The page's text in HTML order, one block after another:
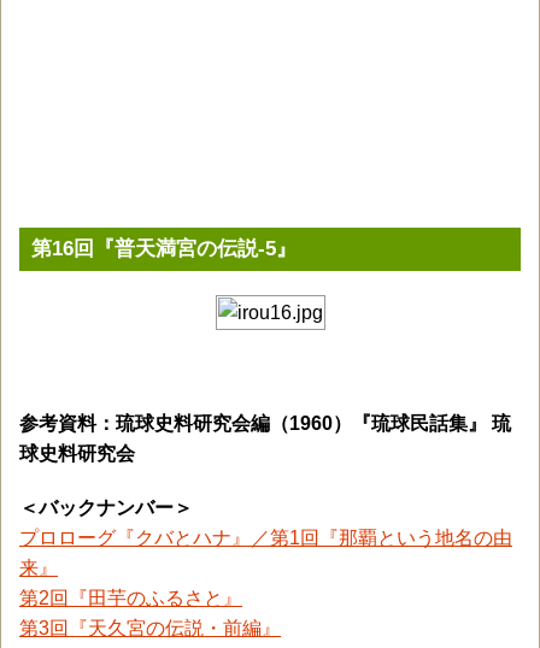
第16回『普天満宮の伝説-5』
参考資料：琉球史料研究会編（1960）『琉球民話集』 琉
球史料研究会
＜バックナンバー＞
プロローグ『クバとハナ』／第1回『那覇という地名の由
来』
第2回『田芋のふるさと』
第3回『天久宮の伝説・前編』